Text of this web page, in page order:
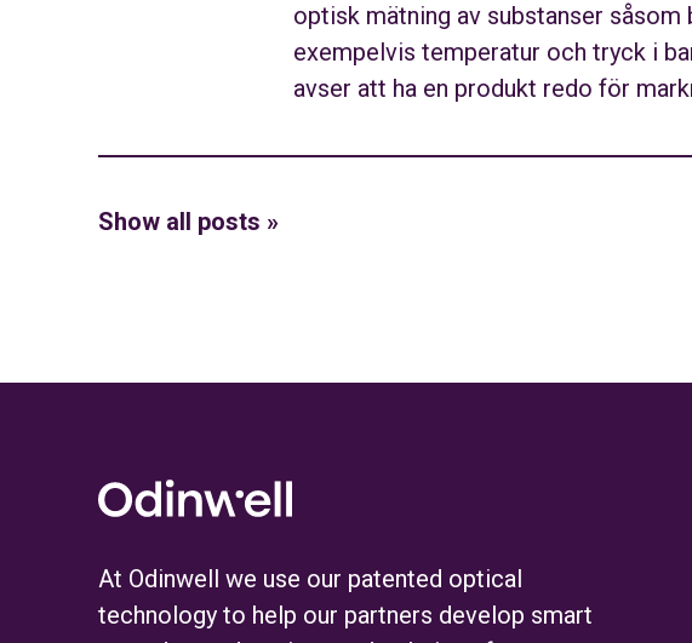
optisk mätning av substanser
exempelvis temperatur och tryck i
avser att ha en produkt redo för
Show all posts »
At Odinwell we use our patented optical
technology to help our partners develop smart